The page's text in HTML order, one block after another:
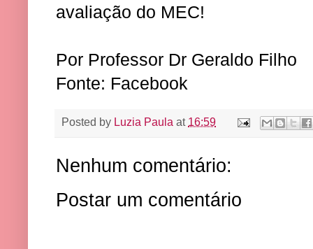
avaliação do MEC!
Por Professor Dr Geraldo Filho
Fonte: Facebook
Posted by Luzia Paula at 16:59
Nenhum comentário:
Postar um comentário